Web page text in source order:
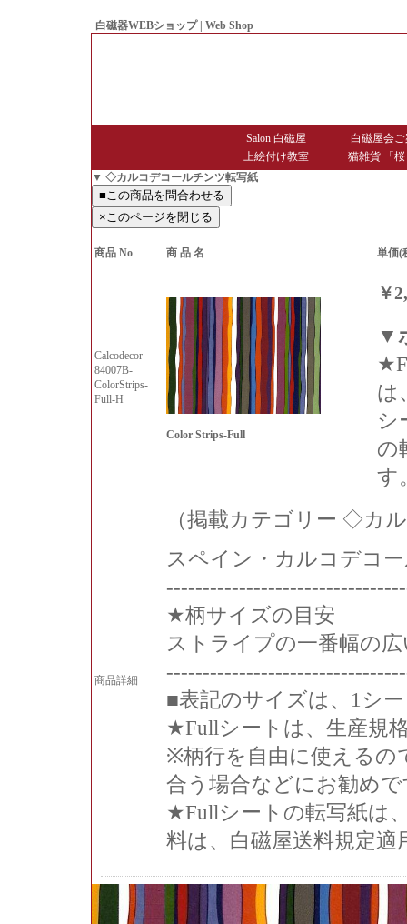
白磁器WEBショップ | Web Shop
Salon 白磁屋
白磁屋会
上絵付け教室
猫雑貨 「
▼ ◇カルコデコールチンツ転写紙
商品 No 商 品 名 単価(
Calcodecor-
84007B-
ColorStrips-
Full-H
Color Strips-Full
￥
▼
は
シ
の
す
商品詳細
（掲載カテゴリー ◇カ
スペイン・カルコデコ
★柄サイズの目安
ストライプの一番幅の
■表記のサイズは、1シ
★Fullシートは、生産規
※柄行を自由に使えるの
合う場合などにお勧め
★Fullシートの転写紙は
料は、白磁屋送料規定適